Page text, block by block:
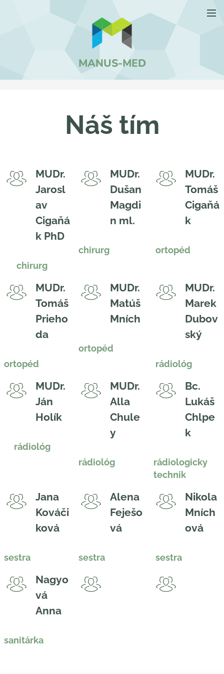
MANUS-MED
Náš tím
MUDr.
Jarosl
av
Cigaňá
k PhD
chirurg
MUDr.
Dušan
Magdi
n ml.
chirurg
MUDr.
Tomáš
Cigaňá
k
ortopéd
MUDr.
Tomáš
Prieho
da
ortopéd
MUDr.
Matúš
Mních
ortopéd
MUDr.
Marek
Dubov
ský
rádiológ
MUDr.
Ján
Holík
rádiológ
MUDr.
Alla
Chule
y
rádiológ
Bc.
Lukáš
Chlpe
k
rádiologicky
technik
Jana
Kováči
ková
sestra
Alena
Feješo
vá
sestra
Nikola
Mních
ová
sestra
Nagyo
vá
Anna
sanitárka